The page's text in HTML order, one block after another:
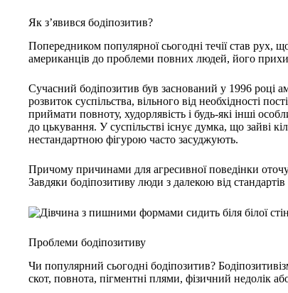
Як з’явився бодіпозитив?
Попередником популярної сьогодні течії став рух,
американців до проблеми повних людей, його
Сучасний бодіпозитив був заснований у 1996 році
розвиток суспільства, вільного від необхідності
приймати повноту, худорлявість і будь-які інші
до цькування. У суспільстві існує думка, що зайві
нестандартною фігурою часто засуджують.
Причому причинами для агресивної поведінки
Завдяки бодіпозитиву люди з далекою від
Проблеми бодіпозитиву
Чи популярний сьогодні бодіпозитив?
скот, повнота, пігментні плями, фізичний недолік